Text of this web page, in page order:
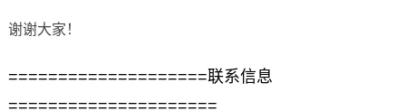
谢谢大家！
====================联系信息
=====================